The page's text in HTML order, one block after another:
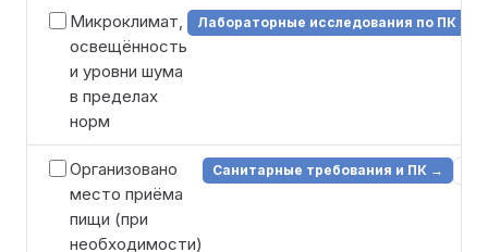
Микроклимат,
освещённость
и уровни шума
в пределах
норм
Лабораторные исследования по ПК →
Организовано
место приёма
пищи (при
необходимости)
Санитарные требования и ПК →